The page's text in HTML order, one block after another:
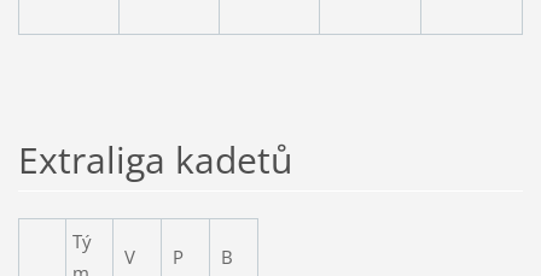
Extraliga kadetů
Tý
V P B